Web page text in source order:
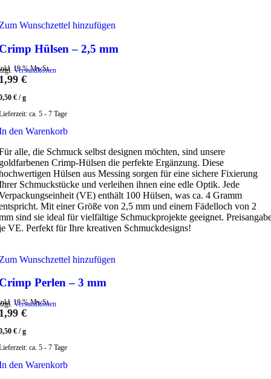
Wunschzettel hinzufügen
Hülsen – 2,5 mm
19 % MwSt.
Versandkosten
€
€ /g
ca. 5 - 7 Tage
den Warenkorb
alle, die Schmuck selbst designen möchten, sind unsere
Crimp-Hülsen die perfekte Ergänzung. Diese
Hülsen aus Messing sorgen für eine sichere Fixierung
Schmuckstücke und verleihen ihnen eine edle Optik. Jede
(VE) enthält 100 Hülsen, was ca. 4 Gramm
Mit einer Größe von 2,5 mm und einem Fädelloch von 2
sind sie ideal für vielfältige Schmuckprojekte geeignet.
VE. Perfekt für Ihre kreativen Schmuckdesigns!
Wunschzettel hinzufügen
Perlen – 3 mm
19 % MwSt.
Versandkosten
€
€ /g
ca. 5 - 7 Tage
den Warenkorb